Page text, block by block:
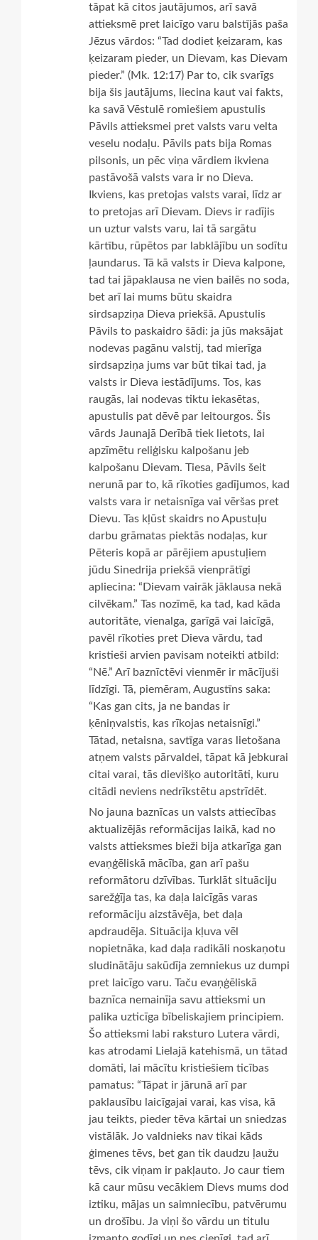
tāpat kā citos jautājumos, arī savā
attieksmē pret laicīgo varu balstījās paša
Jēzus vārdos: “Tad dodiet ķeizaram, kas
ķeizaram pieder, un Dievam, kas Dievam
pieder.” (Mk. 12:17) Par to, cik svarīgs
bija šis jautājums, liecina kaut vai fakts,
ka savā Vēstulē romiešiem apustulis
Pāvils attieksmei pret valsts varu velta
veselu nodaļu. Pāvils pats bija Romas
pilsonis, un pēc viņa vārdiem ikviena
pastāvošā valsts vara ir no Dieva.
Ikviens, kas pretojas valsts varai, līdz ar
to pretojas arī Dievam. Dievs ir radījis
un uztur valsts varu, lai tā sargātu
kārtību, rūpētos par labklājību un sodītu
ļaundarus. Tā kā valsts ir Dieva kalpone,
tad tai jāpaklausa ne vien bailēs no soda,
bet arī lai mums būtu skaidra
sirdsapziņa Dieva priekšā. Apustulis
Pāvils to paskaidro šādi: ja jūs maksājat
nodevas pagānu valstij, tad mierīga
sirdsapziņa jums var būt tikai tad, ja
valsts ir Dieva iestādījums. Tos, kas
raugās, lai nodevas tiktu iekasētas,
apustulis pat dēvē par leitourgos. Šis
vārds Jaunajā Derībā tiek lietots, lai
apzīmētu reliģisku kalpošanu jeb
kalpošanu Dievam. Tiesa, Pāvils šeit
nerunā par to, kā rīkoties gadījumos, kad
valsts vara ir netaisnīga vai vēršas pret
Dievu. Tas kļūst skaidrs no Apustuļu
darbu grāmatas piektās nodaļas, kur
Pēteris kopā ar pārējiem apustuļiem
jūdu Sinedrija priekšā vienprātīgi
apliecina: “Dievam vairāk jāklausa nekā
cilvēkam.” Tas nozīmē, ka tad, kad kāda
autoritāte, vienalga, garīgā vai laicīgā,
pavēl rīkoties pret Dieva vārdu, tad
kristieši arvien pavisam noteikti atbild:
“Nē.” Arī baznīctēvi vienmēr ir mācījuši
līdzīgi. Tā, piemēram, Augustīns saka:
“Kas gan cits, ja ne bandas ir
ķēniņvalstis, kas rīkojas netaisnīgi.”
Tātad, netaisna, savtīga varas lietošana
atņem valsts pārvaldei, tāpat kā jebkurai
citai varai, tās dievišķo autoritāti, kuru
citādi neviens nedrīkstētu apstrīdēt.
No jauna baznīcas un valsts attiecības
aktualizējās reformācijas laikā, kad no
valsts attieksmes bieži bija atkarīga gan
evaņģēliskā mācība, gan arī pašu
reformātoru dzīvības. Turklāt situāciju
sarežģīja tas, ka daļa laicīgās varas
reformāciju aizstāvēja, bet daļa
apdraudēja. Situācija kļuva vēl
nopietnāka, kad daļa radikāli noskaņotu
sludinātāju sakūdīja zemniekus uz dumpi
pret laicīgo varu. Taču evaņģēliskā
baznīca nemainīja savu attieksmi un
palika uzticīga bībeliskajiem principiem.
Šo attieksmi labi raksturo Lutera vārdi,
kas atrodami Lielajā katehismā, un tātad
domāti, lai mācītu kristiešiem ticības
pamatus: “Tāpat ir jārunā arī par
paklausību laicīgajai varai, kas visa, kā
jau teikts, pieder tēva kārtai un sniedzas
vistālāk. Jo valdnieks nav tikai kāds
ģimenes tēvs, bet gan tik daudzu ļaužu
tēvs, cik viņam ir pakļauto. Jo caur tiem
kā caur mūsu vecākiem Dievs mums dod
iztiku, mājas un saimniecību, patvērumu
un drošību. Ja viņi šo vārdu un titulu